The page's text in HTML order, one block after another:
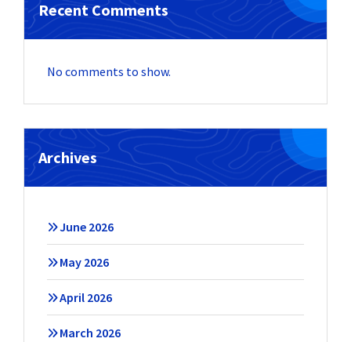
Recent Comments
No comments to show.
Archives
June 2026
May 2026
April 2026
March 2026